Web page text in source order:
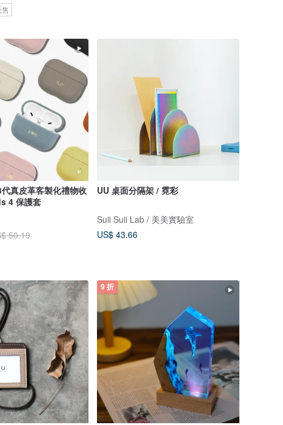
售
真皮革客製化禮物收
4 保護套
50.19
UU 桌面分隔架 / 霓彩
Suii Suii Lab / 美美實驗室
US$ 43.66
9 折